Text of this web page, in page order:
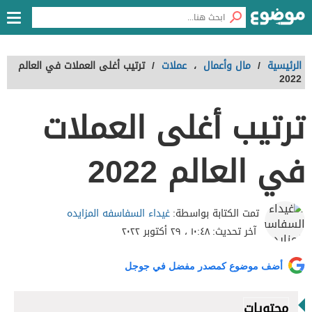
الرئيسية / مال وأعمال ، عملات / ترتيب أغلى العملات في العالم
2022
ترتيب أغلى العملات
في العالم 2022
تمت الكتابة بواسطة:غيداء السفاسفه المزايده
آخر تحديث:١٠:٤٨ ، ٢٩ أكتوبر ٢٠٢٢
أضف موضوع كمصدر مفضل في جوجل